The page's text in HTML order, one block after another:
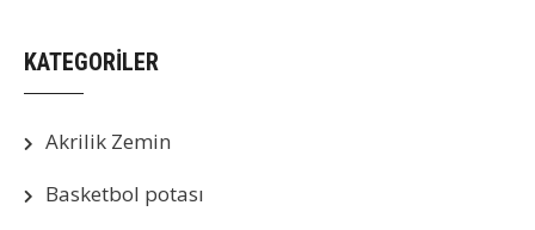
KATEGORILER
Akrilik Zemin
Basketbol potası